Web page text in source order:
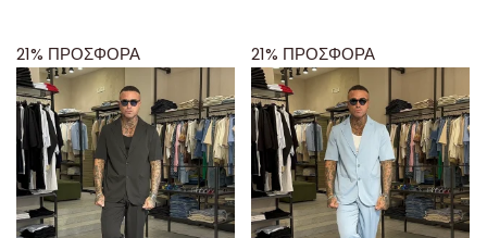
21% ΠΡΟΣΦΟΡΑ 21% ΠΡΟΣΦΟΡΑ